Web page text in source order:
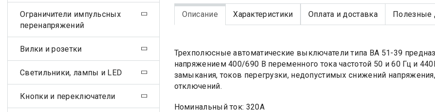
Описание Характеристики Оплата и доставка Полезные
Трехполюсные автоматические выключатели типа ВА 51-39
напряжением 400/690 В переменного тока частотой 50 и 60 Гц и
замыкания, токов перегрузки, недопустимых снижений
отключений.
Номинальный ток: 320А
Ограничители импульсных
перенапряжений
Вилки и розетки
Светильники, лампы и LED
Кнопки и переключатели